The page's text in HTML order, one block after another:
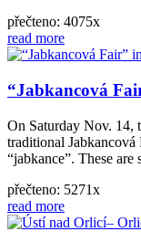
přečteno: 4075x
read more
“Jabkancová
On Saturday Nov. 14,
traditional Jabkancová
“jabkance”. These are
přečteno: 5271x
read more